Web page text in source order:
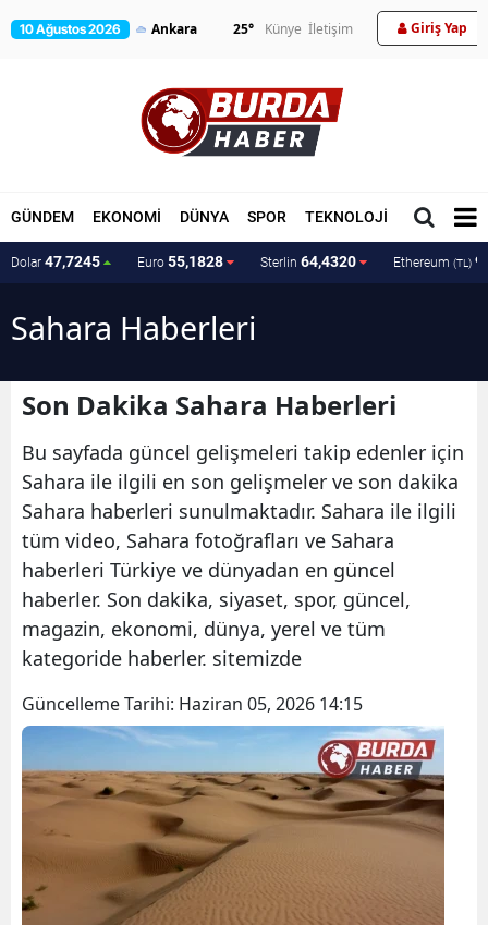
10 Ağustos 2026 25° Künye İletişim Giriş Yap
GÜNDEM EKONOMİ DÜNYA SPOR TEKNOLOJİ MAGAZİN
Dolar 47,7245 Euro 55,1828 Sterlin 64,4320 Ethereum (TL)
Sahara Haberleri
Son Dakika Sahara Haberleri
Bu sayfada güncel gelişmeleri takip edenler için
Sahara ile ilgili en son gelişmeler ve son dakika
Sahara haberleri sunulmaktadır. Sahara ile ilgili
tüm video, Sahara fotoğrafları ve Sahara
haberleri Türkiye ve dünyadan en güncel
haberler. Son dakika, siyaset, spor, güncel,
magazin, ekonomi, dünya, yerel ve tüm
kategoride haberler. sitemizde
Güncelleme Tarihi: Haziran 05, 2026 14:15